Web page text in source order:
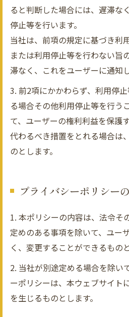
ると判断した場合には、遅滞な
停止等を行います。
当社は、前項の規定に基づき利
または利用停止等を行わない旨
滞なく、これをユーザーに通知し
3. 前2項にかかわらず、利用停
る場合その他利用停止等を行う
て、ユーザーの権利利益を保護
代わるべき措置をとれる場合は
のとします。
プライバシーポリシー
1. 本ポリシーの内容は、法令そ
定めのある事項を除いて、ユー
く、変更することができるもの
2. 当社が別途定める場合を除い
ーポリシーは、本ウェブサイト
を生じるものとします。